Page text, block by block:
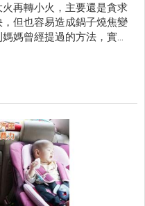
再轉小火，主要還是貪求
但也容易造成鍋子燒焦變
媽曾經提過的方法，實驗
。